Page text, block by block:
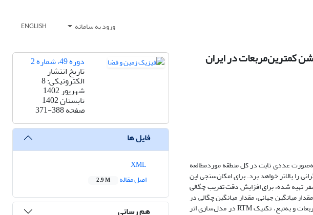
ورود به سامانه ENGLISH
کمترین‌مربعات در ایران
عددی ثابت در کل منطقه موردمطالعه
بالاتر خواهد برد. برای امکان‌سنجی این
لایه‌های لیتوسفر تهیه شده، برای افزایش دقت تقریب چگالی
میانگین جهانی، مقدار میانگین چگالی در
ایران و منطقه نیز در مدل‌سازی اثر گرانش ناشی از جرم توپوگرافی لحاظ شد. در مدل‌سازی میدان گرانی، روش کالوکیشن کمترین‌مربعات و به‌تبع، تکنیک RTM در مدل‌سازی اثر
دوره 49، شماره 2
تاریخ انتشار
الکترونیکی: 8
شهریور 1402
تابستان 1402
صفحه371-388
فایل ها
اصل مقاله
2.9 M
هم رسانی